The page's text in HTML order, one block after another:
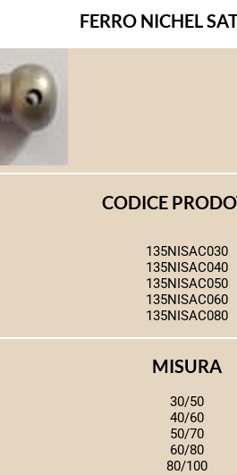
FERRO NICHEL
CODICE
135NISAC030
135NISAC040
135NISAC050
135NISAC060
135NISAC080
MISURA
30/50
40/60
50/70
60/80
80/100